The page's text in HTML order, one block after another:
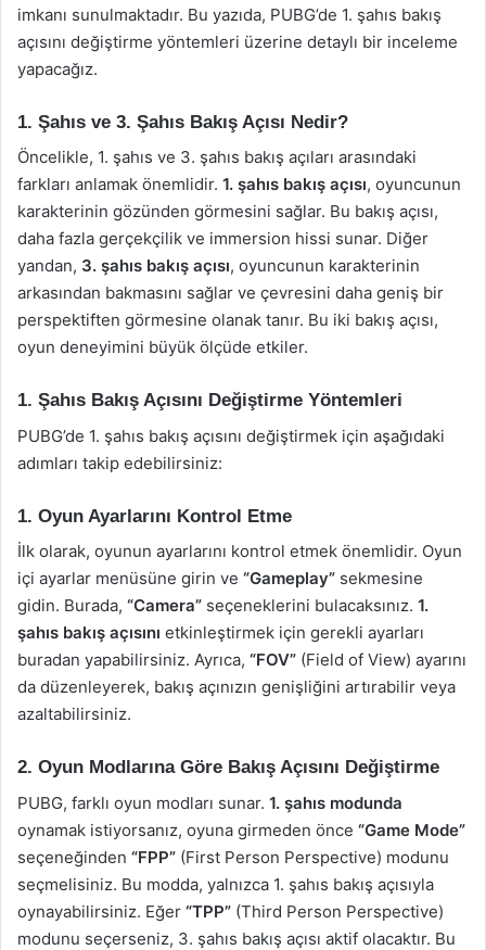
imkanı sunulmaktadır. Bu yazıda, PUBG’de 1. şahıs bakış
açısını değiştirme yöntemleri üzerine detaylı bir inceleme
yapacağız.
1. Şahıs ve 3. Şahıs Bakış Açısı Nedir?
Öncelikle, 1. şahıs ve 3. şahıs bakış açıları arasındaki
farkları anlamak önemlidir. 1. şahıs bakış açısı, oyuncunun
karakterinin gözünden görmesini sağlar. Bu bakış açısı,
daha fazla gerçekçilik ve immersion hissi sunar. Diğer
yandan, 3. şahıs bakış açısı, oyuncunun karakterinin
arkasından bakmasını sağlar ve çevresini daha geniş bir
perspektiften görmesine olanak tanır. Bu iki bakış açısı,
oyun deneyimini büyük ölçüde etkiler.
1. Şahıs Bakış Açısını Değiştirme Yöntemleri
PUBG’de 1. şahıs bakış açısını değiştirmek için aşağıdaki
adımları takip edebilirsiniz:
1. Oyun Ayarlarını Kontrol Etme
İlk olarak, oyunun ayarlarını kontrol etmek önemlidir. Oyun
içi ayarlar menüsüne girin ve “Gameplay” sekmesine
gidin. Burada, “Camera” seçeneklerini bulacaksınız. 1.
şahıs bakış açısını etkinleştirmek için gerekli ayarları
buradan yapabilirsiniz. Ayrıca, “FOV” (Field of View) ayarını
da düzenleyerek, bakış açınızın genişliğini artırabilir veya
azaltabilirsiniz.
2. Oyun Modlarına Göre Bakış Açısını Değiştirme
PUBG, farklı oyun modları sunar. 1. şahıs modunda
oynamak istiyorsanız, oyuna girmeden önce “Game Mode”
seçeneğinden “FPP” (First Person Perspective) modunu
seçmelisiniz. Bu modda, yalnızca 1. şahıs bakış açısıyla
oynayabilirsiniz. Eğer “TPP” (Third Person Perspective)
modunu seçerseniz, 3. şahıs bakış açısı aktif olacaktır. Bu